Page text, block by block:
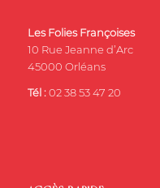
Les Folies Françoises
10 Rue Jeanne d’Arc
45000 Orléans
Tél : 02 38 53 47 20